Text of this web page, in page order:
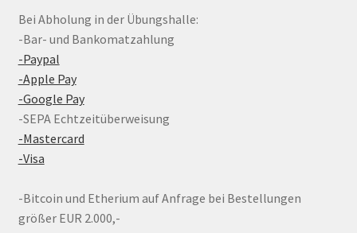
Bei Abholung in der Übungshalle:
-Bar- und Bankomatzahlung
-Paypal
-Apple Pay
-Google Pay
-SEPA Echtzeitüberweisung
-Mastercard
-Visa
-Bitcoin und Etherium auf Anfrage bei Bestellungen
größer EUR 2.000,-